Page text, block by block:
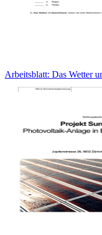
Arbeitsblatt: Das Wetter